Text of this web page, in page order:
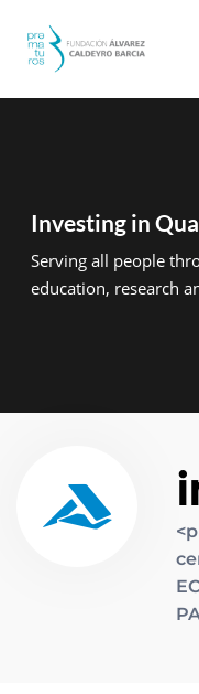
Investing in
Serving all people
education, research